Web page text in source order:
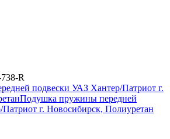
R
подвески УАЗ Хантер/Патриот г.
Подушка пружины передней
г. Новосибирск, Полиуретан